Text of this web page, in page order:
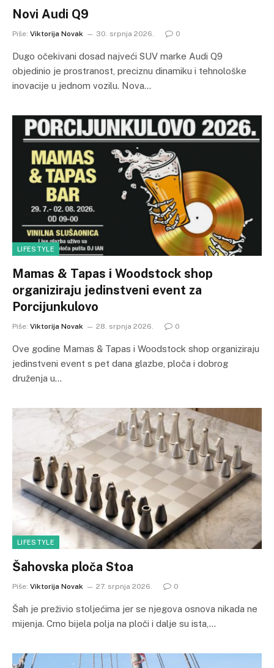
Novi Audi Q9
Piše: Viktorija Novak 30. srpnja 2026. 0
Dugo očekivani dosad najveći SUV marke Audi Q9
objedinio je prostranost, preciznu dinamiku i tehnološke
inovacije u jednom vozilu. Nova…
LIFESTYLE
Mamas & Tapas i Woodstock shop
organiziraju jedinstveni event za
Porcijunkulovo
Piše: Viktorija Novak 28. srpnja 2026. 0
Ove godine Mamas & Tapas i Woodstock shop organiziraju
jedinstveni event s pet dana glazbe, ploča i dobrog
druženja u…
LIFESTYLE
Šahovska ploča Stoa
Piše: Viktorija Novak 27. srpnja 2026. 0
Šah je preživio stoljećima jer se njegova osnova nikada ne
mijenja. Crno bijela polja na ploči i dalje su ista,…